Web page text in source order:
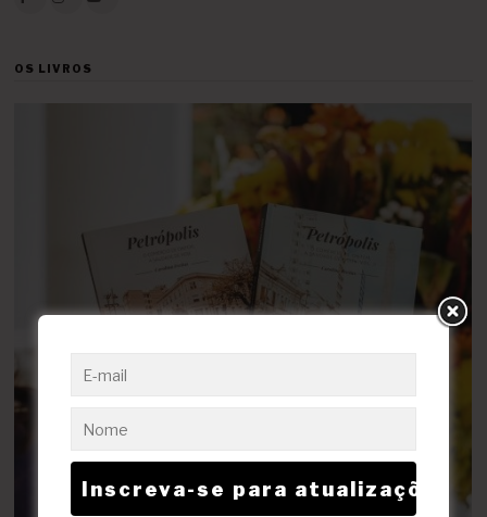
OS LIVROS